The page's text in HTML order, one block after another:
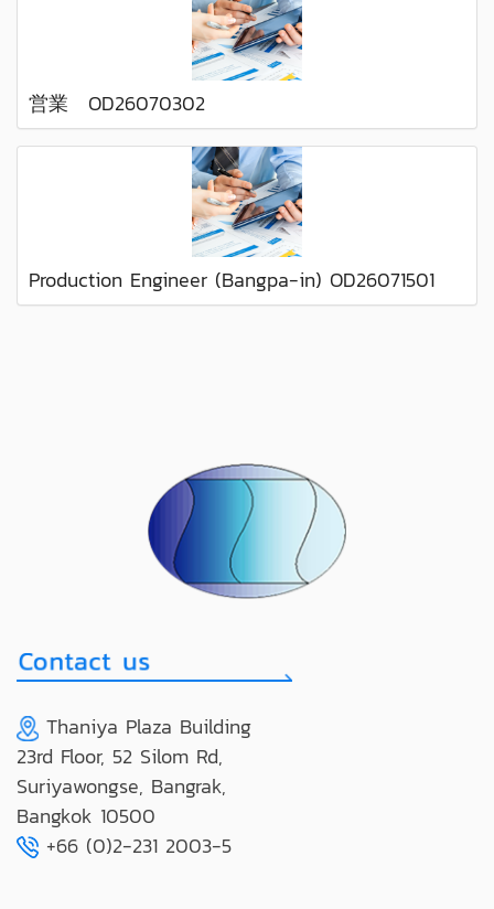
営業 OD26070302
Production Engineer (Bangpa-in) OD26071501
Thaniya Plaza Building
23rd Floor, 52 Silom Rd,
Suriyawongse, Bangrak,
Bangkok 10500
+66 (0)2-231 2003-5